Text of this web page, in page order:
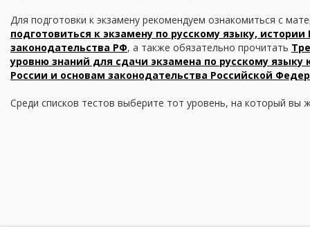
Для подготовки к экзамену рекомендуем ознакомиться с
подготовиться к экзамену по русскому языку,
законодательства РФ, а также обязательно прочитать
уровню знаний для сдачи экзамена по русскому языку
России и основам законодательства Российской
Среди списков тестов выберите тот уровень, на который вы